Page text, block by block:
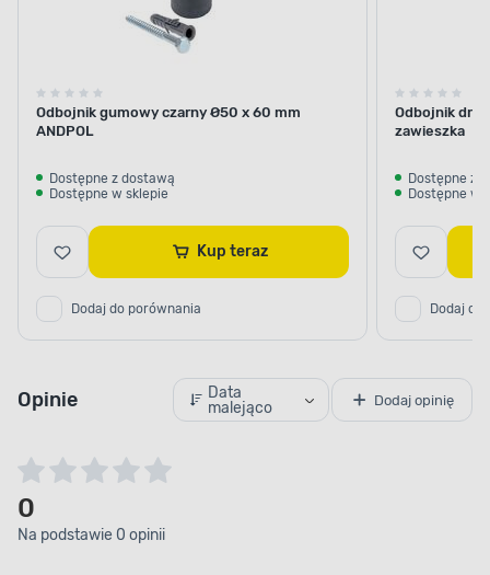
Odbojnik gumowy czarny Ø50 x 60 mm
ANDPOL
Dostępne z dostawą
Dostępne w sklepie
Kup teraz
Dodaj do porównania
Odbojnik
zawieszka
Dostępne z
Dostępne w
Dodaj do
Opinie
Data
malejąco
Dodaj opinię
0
Na podstawie 0 opinii